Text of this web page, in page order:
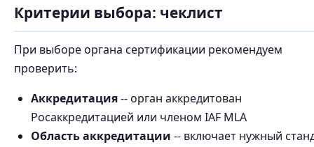
Критерии выбора: чеклист
При выборе органа сертификации рекомендуем
проверить:
Аккредитация-- орган аккредитован
Росаккредитацией или членом IAF MLA
Область аккредитации -- включает нужный